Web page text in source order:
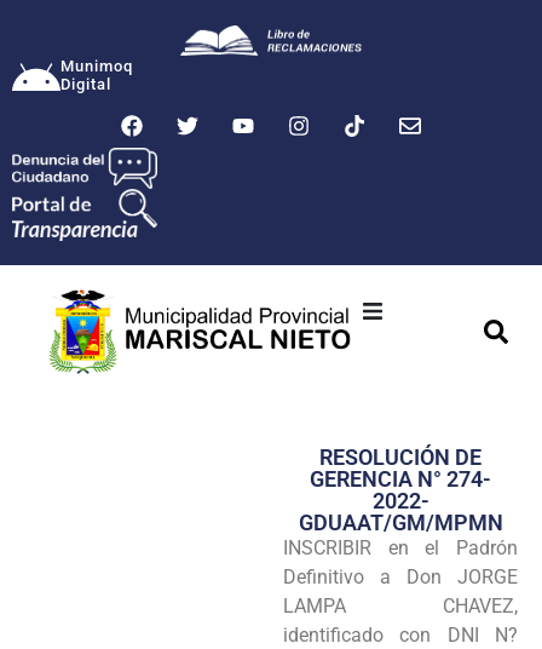
Munimoq
Digital
Transparencia
Seguridad
Programas
Intranet
RESOLUCIÓN DE
GERENCIA N° 274-
2022-
GDUAAT/GM/MPMN
INSCRIBIR en el Padrón
Definitivo a Don JORGE
LAMPA CHAVEZ,
identificado con DNI N?